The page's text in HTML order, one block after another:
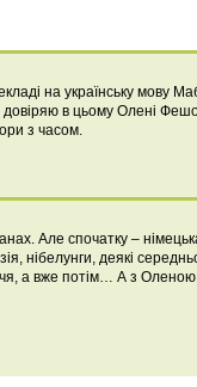
на українську мову
в цьому Олені
з часом.
Але спочатку –
нібелунги, деякі
а вже потім… А з